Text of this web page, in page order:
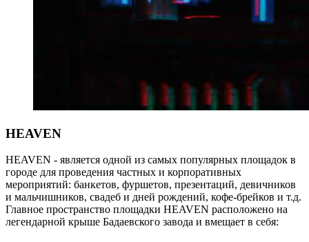
HEAVEN
HEAVEN - является одной из самых популярных площадок в
городе для проведения частных и корпоративных
мероприятий: банкетов, фуршетов, презентаций, девичников
и мальчишников, свадеб и дней рождений, кофе-брейков и т.д.
Главное пространство площадки HEAVEN расположено на
легендарной крыше Бадаевского завода и вмещает в себя: